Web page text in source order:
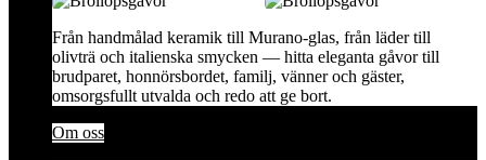
Från handmålad keramik till Murano-glas, från läder till
olivträ och italienska smycken — hitta eleganta gåvor till
brudparet, honnörsbordet, familj, vänner och gäster,
omsorgsfullt utvalda och redo att ge bort.
Om oss